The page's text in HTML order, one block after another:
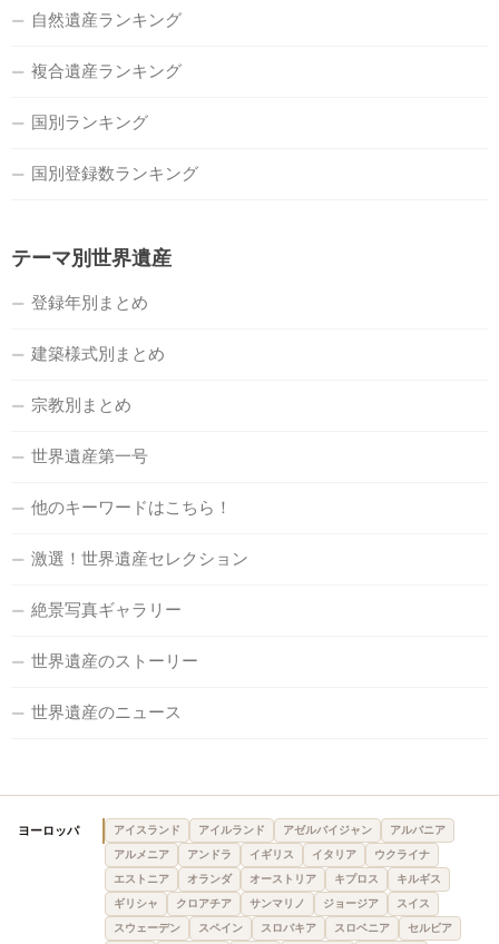
自然遺産ランキング
複合遺産ランキング
国別ランキング
国別登録数ランキング
テーマ別世界遺産
登録年別まとめ
建築様式別まとめ
宗教別まとめ
世界遺産第一号
他のキーワードはこちら！
激選！世界遺産セレクション
絶景写真ギャラリー
世界遺産のストーリー
世界遺産のニュース
ヨーロッパ アイスランド アイルランド アゼルバイジャン
アルバニア
アルメニア
アンドラ イギリス イタリア
ウクライナ
エストニア
オランダ オーストリア キプロス
キルギス
ギリシャ
クロアチア サンマリノ ジョージア
スイス
スウェーデン
スペイン スロバキア スロベニア
セルビア